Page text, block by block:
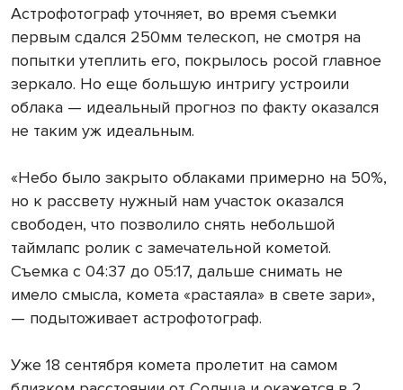
Астрофотограф уточняет, во время съемки
первым сдался 250мм телескоп, не смотря на
попытки утеплить его, покрылось росой главное
зеркало. Но еще большую интригу устроили
облака — идеальный прогноз по факту оказался
не таким уж идеальным.
«Небо было закрыто облаками примерно на 50%,
но к рассвету нужный нам участок оказался
свободен, что позволило снять небольшой
таймлапс ролик с замечательной кометой.
Съемка с 04:37 до 05:17, дальше снимать не
имело смысла, комета «растаяла» в свете зари»,
— подытоживает астрофотограф.
Уже 18 сентября комета пролетит на самом